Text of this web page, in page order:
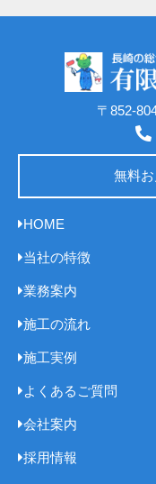
〒852-
無料
HOME
当社の特徴
業務案内
施工の流れ
施工実例
よくあるご質問
会社案内
採用情報